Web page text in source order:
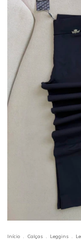
Início . Calças . Leggins .